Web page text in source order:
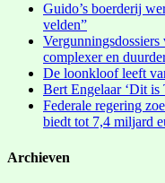
Guido’s boerderij
velden”
complexer en
De loonkloof leeft
Bert Engelaar ‘Dit
Federale regering
biedt tot 7,4 miljard
Archieven